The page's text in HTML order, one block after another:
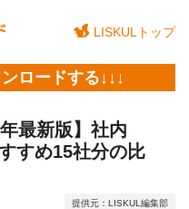
LISKULトップ
ロードする↓↓↓
年最新版】社内
すめ15社分の比
提供元：LISKUL編集部